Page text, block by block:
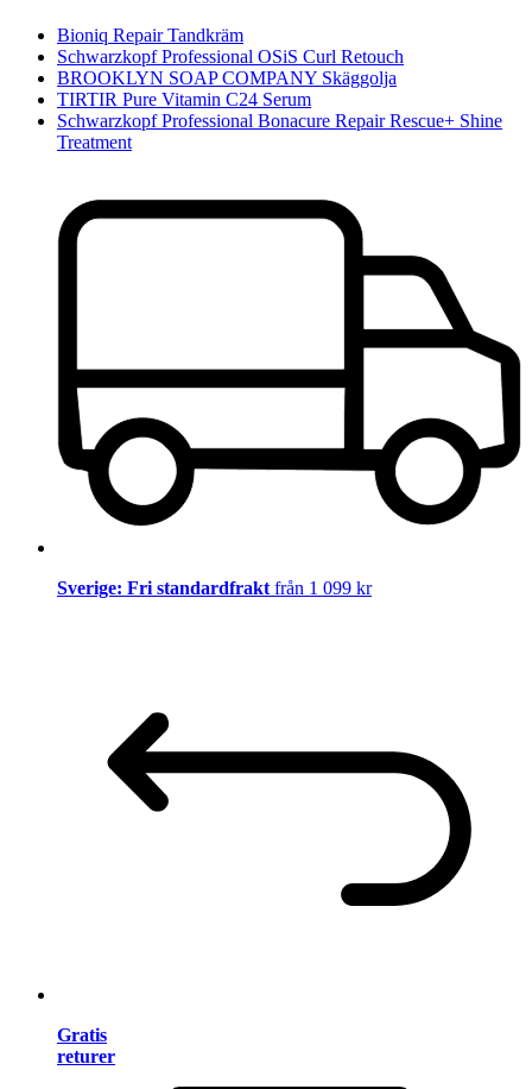
Bioniq Repair Tandkräm
Schwarzkopf Professional OSiS Curl Retouch
BROOKLYN SOAP COMPANY Skäggolja
TIRTIR Pure Vitamin C24 Serum
Schwarzkopf Professional Bonacure Repair Rescue+ Shine
Treatment
Sverige: Fri standardfrakt från 1 099 kr
Gratis
returer